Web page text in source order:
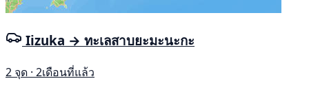
Iizuka → ทะเลสาบยะมะนะกะ
2 จุด · 2เดือนที่แล้ว